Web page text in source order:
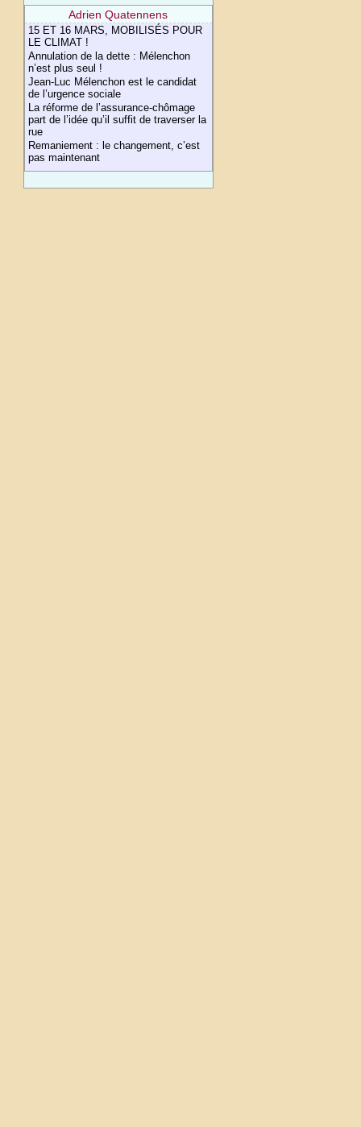
Adrien Quatennens
15 ET 16 MARS, MOBILISÉS POUR
LE CLIMAT !
Annulation de la dette : Mélenchon
n’est plus seul !
Jean-Luc Mélenchon est le candidat
de l’urgence sociale
La réforme de l’assurance-chômage
part de l’idée qu’il suffit de traverser la
rue
Remaniement : le changement, c’est
pas maintenant